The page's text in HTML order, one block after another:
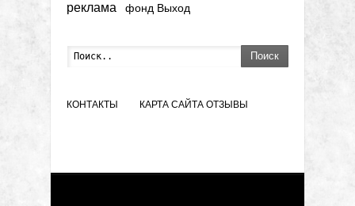
реклама
фонд Выход
Поиск
КОНТАКТЫ КАРТА САЙТА ОТЗЫВЫ